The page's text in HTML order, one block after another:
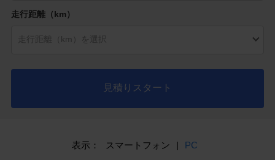
走行距離（km）
見積りスタート
表示： スマートフォン | PC